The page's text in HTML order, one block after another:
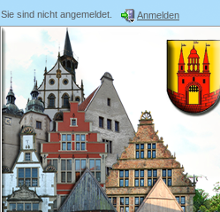
Sie sind nicht angemeldet. Anmelden